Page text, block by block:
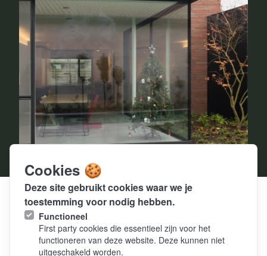
Cookies 🍪
Deze site gebruikt cookies waar we je
toestemming voor nodig hebben.
Functioneel
First party cookies die essentieel zijn voor het
functioneren van deze website. Deze kunnen niet
uitgeschakeld worden.
HOUSE FL - LIEVEGEM
—